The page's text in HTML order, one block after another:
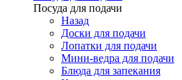
Посуда для подачи
Назад
Доски для подачи
Лопатки для подачи
Мини-ведра для подачи
Блюда для запекания